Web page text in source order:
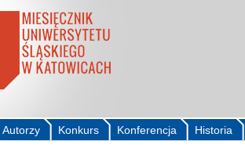
Historia
Konferencja
Konkurs
Autorzy